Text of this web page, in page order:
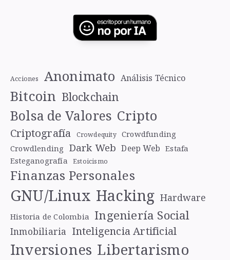
Acciones Anonimato Análisis Técnico
Bitcoin Blockchain
Bolsa de Valores Cripto
Criptografía Crowdequity
Crowdfunding
Crowdlending Dark Web Deep Web Estafa
Esteganografía
Estoicismo
Finanzas Personales
GNU/Linux Hacking Hardware
Historia de Colombia Ingeniería Social
Inmobiliaria Inteligencia Artificial
Inversiones Libertarismo